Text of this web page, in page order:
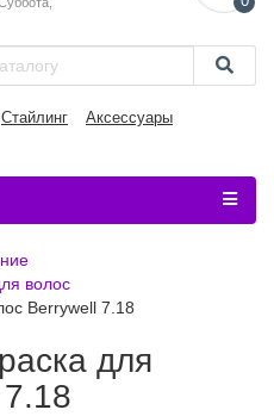
Стайлинг
Аксессуары
волос
Berrywell 7.18
для